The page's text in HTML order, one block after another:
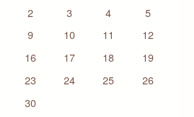
2 3 4 5
9 10 11 12
16 17 18 19
23 24 25 26
30